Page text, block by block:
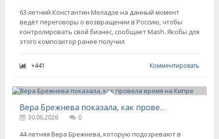
63-летний Константин Меладзе на данный момент
ведёт переговоры о возвращении в Россию, чтобы
контролировать свой бизнес, сообщает Mash. Якобы для
этого композитор ранее получил
+441 Комментировать
Вера Брежнева показала, как провела время на Кипре
30.06.2026
0
44-летняя Вера Брежнева, которую подозревают в